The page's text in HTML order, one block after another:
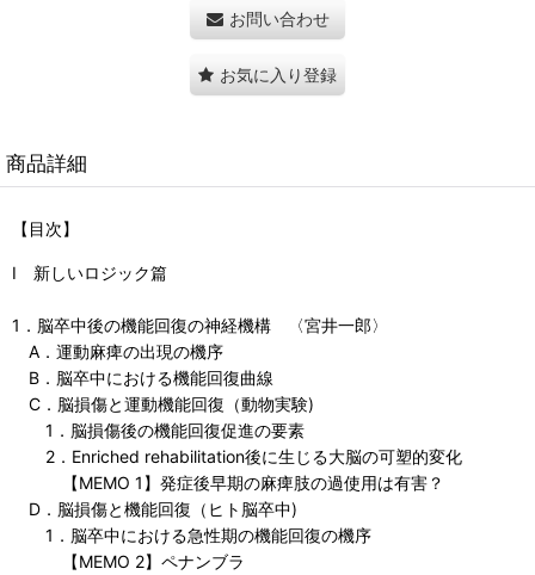
お問い合わせ
お気に入り登録
商品詳細
【目次】
I 新しいロジック篇
1．脳卒中後の機能回復の神経機構 〈宮井一郎〉
A．運動麻痺の出現の機序
B．脳卒中における機能回復曲線
C．脳損傷と運動機能回復（動物実験)
1．脳損傷後の機能回復促進の要素
2．Enriched rehabilitation後に生じる大脳の可塑的変化
【MEMO 1】発症後早期の麻痺肢の過使用は有害？
D．脳損傷と機能回復（ヒト脳卒中)
1．脳卒中における急性期の機能回復の機序
【MEMO 2】ペナンブラ